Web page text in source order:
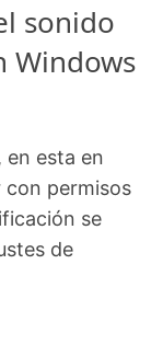
sonido
Windows
en esta en
permisos
se
de